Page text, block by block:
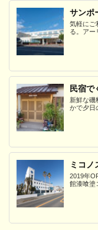
サンポ
気軽にご
る。アー
民宿で
新鮮な磯
かで夕日
ミコノ
2019年
館漆喰塗